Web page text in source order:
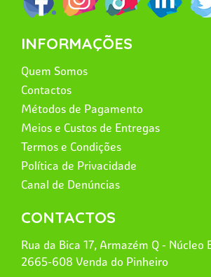
INFORMAÇÕES
Quem Somos
Contactos
Métodos de Pagamento
Meios e Custos de Entregas
Termos e Condições
Política de Privacidade
Canal de Denúncias
CONTACTOS
Rua da Bica 17, Armazém Q - Núcleo
2665-608 Venda do Pinheiro